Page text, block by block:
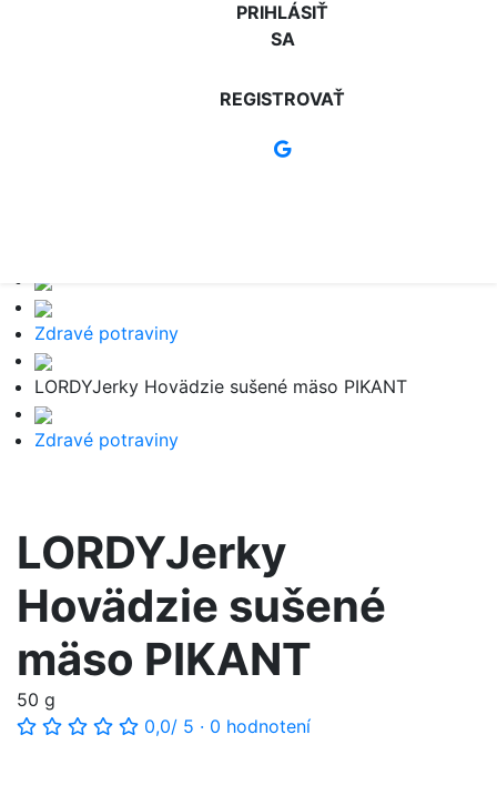
PRIHLÁSIŤ
SA
REGISTROVAŤ
Zdravé potraviny
LORDYJerky Hovädzie sušené mäso PIKANT
Zdravé potraviny
LORDYJerky
Hovädzie sušené
mäso PIKANT
50 g
0,0/ 5 · 0 hodnotení